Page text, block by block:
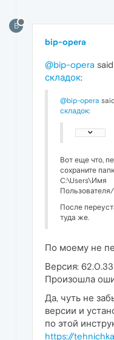
B
bip-opera
@bip-opera
складок:
@bip-opera
складок:
Вот еще что,
сохраните
C:\Users\Имя
После
туда же.
По моему не
Версия:
Произошла
Да, чуть не
версии и
по этой
https://